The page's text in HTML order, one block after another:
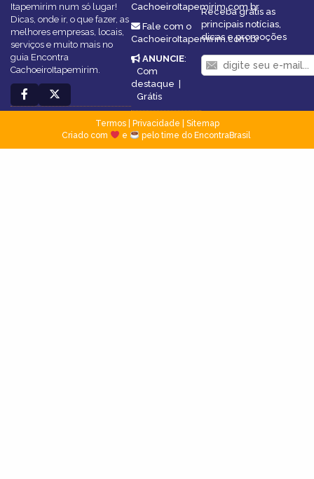
Itapemirim num só lugar!
Dicas, onde ir, o que fazer, as
melhores empresas, locais,
serviços e muito mais no
guia Encontra
CachoeiroItapemirim.
CachoeiroItapemirim.com.br
Fale com o
CachoeiroItapemirim.com.br
ANUNCIE:
Com
destaque |
Grátis
Receba grátis as
principais notícias,
dicas e promoções
Termos| Privacidade
Sitemap
Criado com
e pelo time do EncontraBrasil